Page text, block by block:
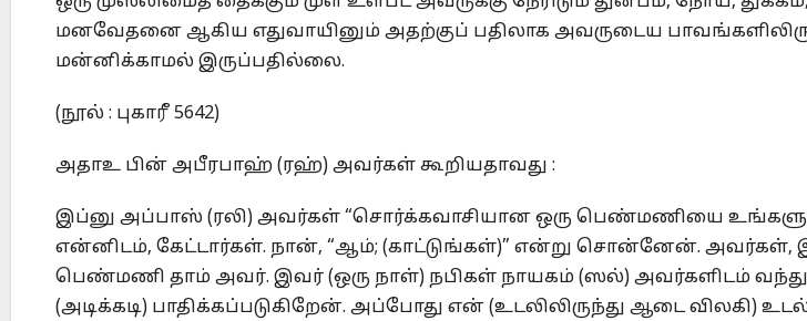
மனவேதனை ஆகிய எதுவாயினும் அதற்குப் பதிலாக அவருடைய
மன்னிக்காமல் இருப்பதில்லை.
(நூல் : புகாரீ 5642)
அதாஉ பின் அபீரபாஹ் (ரஹ்) அவர்கள் கூறியதாவது :
இப்னு அப்பாஸ் (ரலி) அவர்கள் “சொர்க்கவாசியான ஒரு பெண்மணியை
என்னிடம், கேட்டார்கள். நான், “ஆம்; (காட்டுங்கள்)” என்று சொன்னேன். அவர்கள்,
பெண்மணி தாம் அவர். இவர் (ஒரு நாள்) நபிகள் நாயகம் (ஸல்) அவர்களிடம்
(அடிக்கடி) பாதிக்கப்படுகிறேன். அப்போது என் (உடலிலிருந்து ஆடை விலகி)